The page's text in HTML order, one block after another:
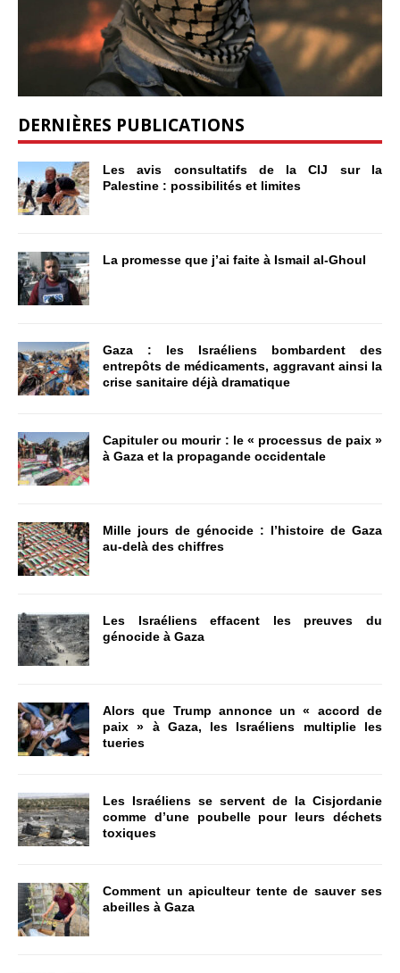
DERNIÈRES PUBLICATIONS
Les avis consultatifs de la CIJ sur la
Palestine : possibilités et limites
La promesse que j’ai faite à Ismail al-Ghoul
Gaza : les Israéliens bombardent des
entrepôts de médicaments, aggravant ainsi la
crise sanitaire déjà dramatique
Capituler ou mourir : le « processus de paix »
à Gaza et la propagande occidentale
Mille jours de génocide : l’histoire de Gaza
au-delà des chiffres
Les Israéliens effacent les preuves du
génocide à Gaza
Alors que Trump annonce un « accord de
paix » à Gaza, les Israéliens multiplie les
tueries
Les Israéliens se servent de la Cisjordanie
comme d’une poubelle pour leurs déchets
toxiques
Comment un apiculteur tente de sauver ses
abeilles à Gaza